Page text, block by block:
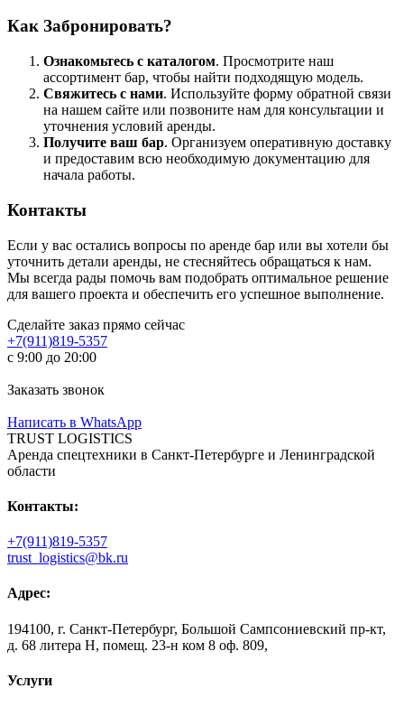
Как Забронировать?
Ознакомьтесь с каталогом. Просмотрите наш
ассортимент бар, чтобы найти подходящую модель.
Свяжитесь с нами. Используйте форму обратной связи
на нашем сайте или позвоните нам для консультации и
уточнения условий аренды.
Получите ваш бар. Организуем оперативную доставку
и предоставим всю необходимую документацию для
начала работы.
Контакты
Если у вас остались вопросы по аренде бар или вы хотели бы
уточнить детали аренды, не стесняйтесь обращаться к нам.
Мы всегда рады помочь вам подобрать оптимальное решение
для вашего проекта и обеспечить его успешное выполнение.
Сделайте заказ прямо сейчас
+7(911)819-5357
с 9:00 до 20:00
Заказать звонок
Написать в WhatsApp
TRUST LOGISTICS
Аренда спецтехники в Санкт-Петербурге и Ленинградской
области
Контакты:
+7(911)819-5357
trust_logistics@bk.ru
Адрес:
194100, г. Санкт-Петербург, Большой Сампсониевский пр-кт,
д. 68 литера Н, помещ. 23-н ком 8 оф. 809,
Услуги